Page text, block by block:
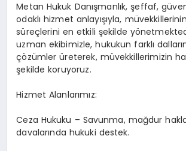
Metan Hukuk Danışmanlık, şeffaf,
odaklı hizmet anlayışıyla,
süreçlerini en etkili şekilde
uzman ekibimizle, hukukun farklı
çözümler üreterek, müvekkillerimizin
şekilde koruyoruz.
Hizmet Alanlarımız:
Ceza Hukuku – Savunma, mağdur
davalarında hukuki destek.